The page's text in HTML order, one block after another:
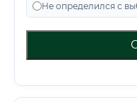
Не определился с